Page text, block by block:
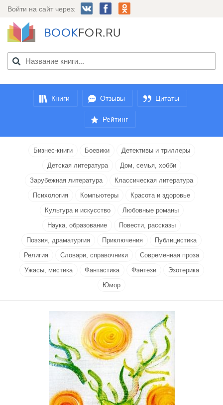
Войти на сайт через:
Книги Отзывы Цитаты
Рейтинг
Бизнес-книги Боевики
Детективы и триллеры
Детская литература
Дом, семья, хобби
Зарубежная литература
Классическая литература
Психология
Компьютеры
Красота и здоровье
Культура и искусство
Любовные романы
Наука, образование
Повести, рассказы
Поэзия, драматургия
Приключения
Публицистика
Религия
Словари, справочники
Современная проза
Ужасы, мистика
Фантастика Фэнтези
Эзотерика
Юмор